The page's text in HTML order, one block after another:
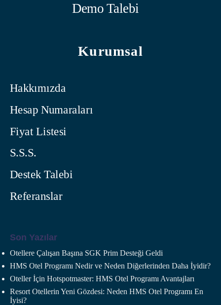
Demo Talebi
Kurumsal
Hakkımızda
Hesap Numaraları
Fiyat Listesi
S.S.S.
Destek Talebi
Referanslar
Son Yazılar
Otellere Çalışan Başına SGK Prim Desteği Geldi
HMS Otel Programı Nedir ve Neden Diğerlerinden Daha İyidir?
Oteller İçin Hotspotmaster: HMS Otel Programı Avantajları
Resort Otellerin Yeni Gözdesi: Neden HMS Otel Programı En
İyisi?